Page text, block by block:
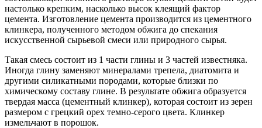
настолько крепким, насколько высок клеящий фактор
цемента. Изготовление цемента производится из цементного
клинкера, полученного методом обжига до спекания
искусственной сырьевой смеси или природного сырья.
Такая смесь состоит из 1 части глины и 3 частей известняка.
Иногда глину заменяют минералами трепела, диатомита и
другими силикатными породами, которые близки по
химическому составу глине. В результате обжига образуется
твердая масса (цементный клинкер), которая состоит из зерен
размером с грецкий орех темно-серого цвета. Клинкер
измельчают в порошок.